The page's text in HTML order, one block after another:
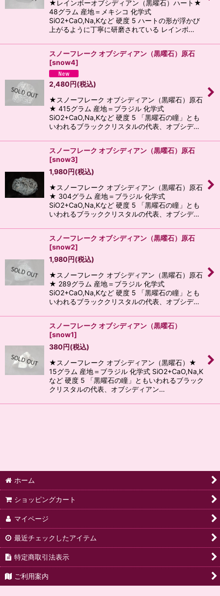
★レインボーオブシディアン（黒曜石）ハート★
48グラム 産地＝メキシコ 化学式
SiO2+CaO,Na,Kなど 硬度 5 ハートの形が浮かび
上がるように丁寧に研磨されている レインボ…
スノーフレーク オブシディアン（黒曜石）原石
[snow4]
2,480円(税込)
★スノーフレーク オブシディアン（黒曜石）原石
★ 415グラム 産地＝ブラジル 化学式
SiO2+CaO,Na,Kなど 硬度 5 「黒曜石の瞳」とも
いわれるブラッククリスタルの代表、オブシデ…
スノーフレーク オブシディアン（黒曜石）原石
[snow3]
1,980円(税込)
★スノーフレーク オブシディアン（黒曜石）原石
★ 304グラム 産地＝ブラジル 化学式
SiO2+CaO,Na,Kなど 硬度 5 「黒曜石の瞳」とも
いわれるブラッククリスタルの代表、オブシデ…
スノーフレーク オブシディアン（黒曜石）原石
[snow2]
1,980円(税込)
★スノーフレーク オブシディアン（黒曜石）原石
★ 289グラム 産地＝ブラジル 化学式
SiO2+CaO,Na,Kなど 硬度 5 「黒曜石の瞳」とも
いわれるブラッククリスタルの代表、オブシデ…
スノーフレーク オブシディアン（黒曜石）
[snow1]
380円(税込)
★スノーフレーク オブシディアン（黒曜石）★
15グラム 産地＝ブラジル 化学式 SiO2+CaO,Na,K
など 硬度 5 「黒曜石の瞳」ともいわれるブラック
クリスタルの代表、オブシディアン…
ホーム
ショッピングカート
マイページ
最近チェックしたアイテム
特定商取引法表示
ご利用案内